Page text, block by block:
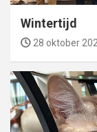
Wintertijd
28 oktober